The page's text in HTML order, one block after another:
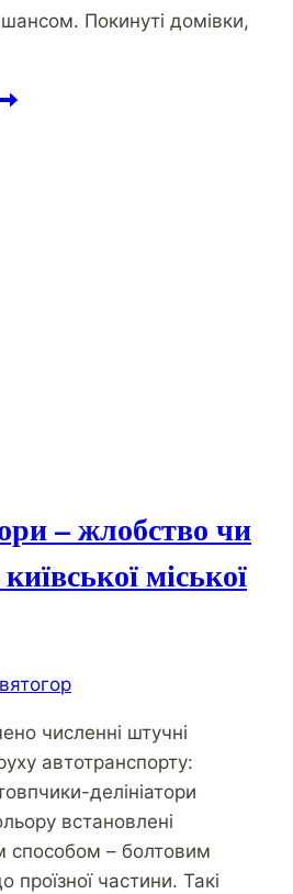
Покинуті домівки,
– жлобство чи
міської
численні штучні
автотранспорту:
делініатори
встановлені
способом – болтовим
проїзної частини. Такі